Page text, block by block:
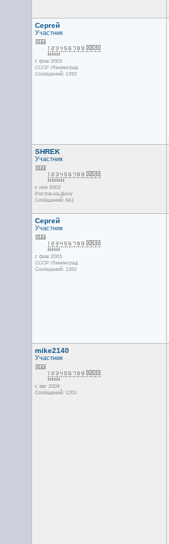
Сергей
Участник
с фев 2003
СССР /Ленинград
Сообщений: 1392
SHREK
Участник
с ноя 2003
Ростов-на-Дону
Сообщений: 661
Сергей
Участник
с фев 2003
СССР /Ленинград
Сообщений: 1392
mike2140
Участник
с авг 2004
Сообщений: 1201